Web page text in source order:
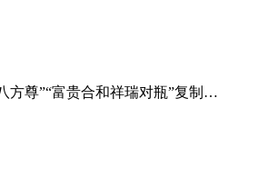
方尊”“富贵合和祥瑞对瓶”复制…